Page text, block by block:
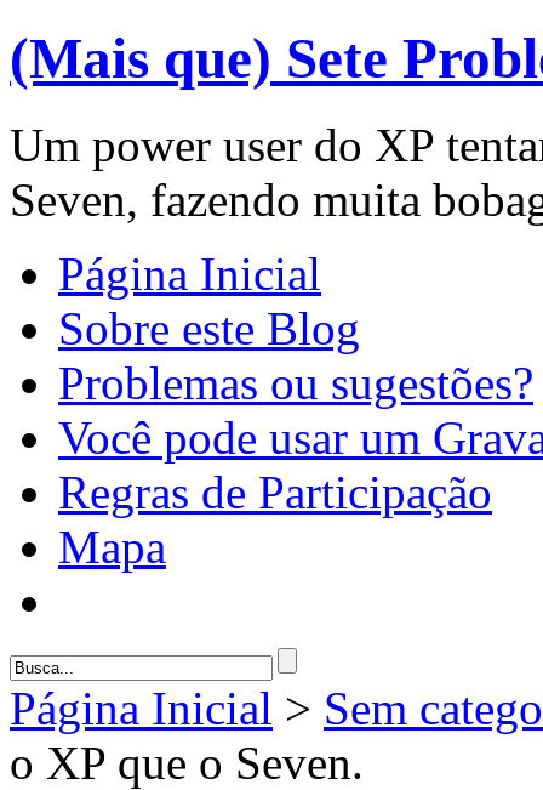
(Mais que) Sete
Um power user do XP
Seven, fazendo muita
Página Inicial
Sobre este Blog
Problemas ou sugestões?
Você pode usar um
Regras de Participação
Mapa
Página Inicial > Sem
o XP que o Seven.